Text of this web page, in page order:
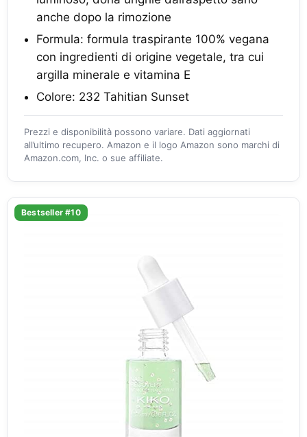
anche dopo la rimozione
Formula: formula traspirante 100% vegana
con ingredienti di origine vegetale, tra cui
argilla minerale e vitamina E
Colore: 232 Tahitian Sunset
Prezzi e disponibilità possono variare. Dati aggiornati
all’ultimo recupero. Amazon e il logo Amazon sono marchi di
Amazon.com, Inc. o sue affiliate.
Bestseller #10